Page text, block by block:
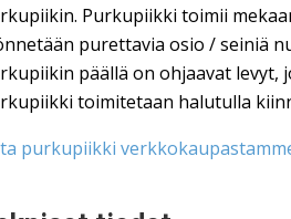
Purkupiikki toimii
purettavia osio / seiniä
päällä on ohjaavat
toimitetaan halutulla
purkupiikki